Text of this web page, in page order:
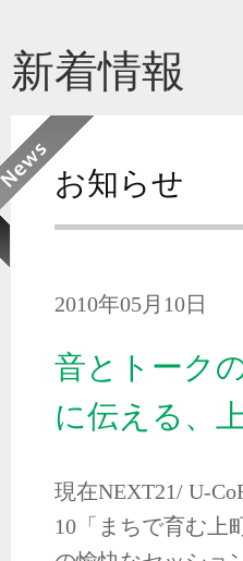
新着情報
お知らせ
2010年05月10日
音とトーク
に伝える、
現在NEXT21/ U-
10「まちで育む上